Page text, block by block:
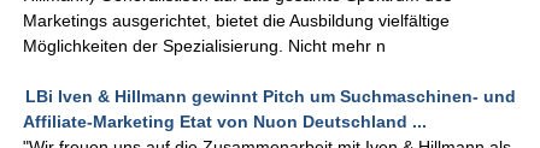
Marketings ausgerichtet, bietet die Ausbildung vielfältige
Möglichkeiten der Spezialisierung. Nicht mehr n
LBi Iven & Hillmann gewinnt Pitch um Suchmaschinen- und
Affiliate-Marketing Etat von Nuon Deutschland ...